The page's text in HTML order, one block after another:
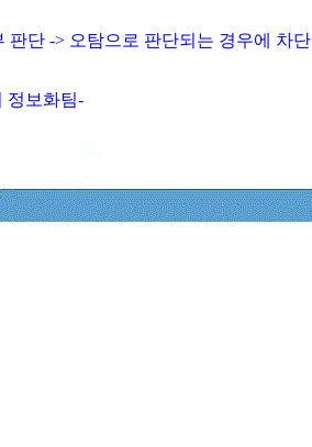
판단 -> 오탐으로 판단되는 경우에 차단
정보화팀-